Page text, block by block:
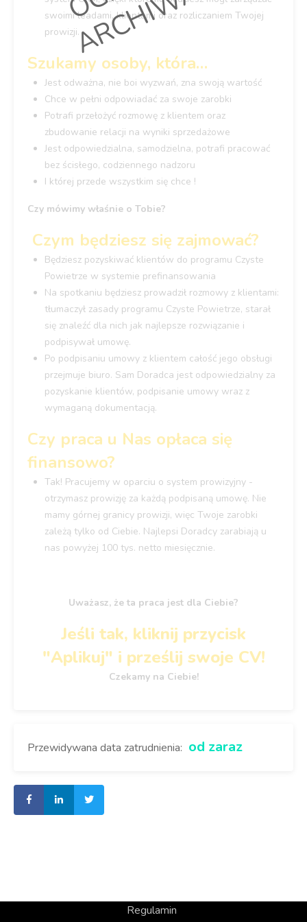
swoimi leadami, klientami oraz rozliczaniem Twojej
prowizji.
Szukamy osoby, która…
Jest odważna, nie boi wyzwań, zna swoją wartość
Chce w pełni odpowiadać za swoje zarobki
Potrafi przełożyć rozmowę z klientem oraz
zbudowanie relacji na wyniki sprzedażowe
Jest odpowiedzialna, samodzielna, potrafi pracować
bez ścisłego, codziennego nadzoru
I której przede wszystkim się chce !
Czy mówimy właśnie o Tobie?
Czym będziesz się zajmować?
Będziesz pozyskiwać klientów do programu Czyste
Powietrze w systemie prefinansowania
Na spotkaniu będziesz prowadził rozmowy z klientami:
tłumaczył zasady programu Czyste Powietrze, starał
się znaleźć dla nich jak najlepsze rozwiązanie i
podpisywał umowę.
Po podpisaniu umowy z klientem całość jego obsługi
przejmuje biuro. Sam Doradca jest odpowiedzialny za
pozyskanie klientów, podpisanie umowy wraz z
wymaganą dokumentacją.
Czy praca u Nas opłaca się
finansowo?
Tak! Pracujemy w oparciu o system prowizyjny -
otrzymasz prowizję za każdą podpisaną umowę. Nie
mamy górnej granicy prowizji, więc Twoje zarobki
zależą tylko od Ciebie. Najlepsi Doradcy zarabiają u
nas powyżej 100 tys. netto miesięcznie.
Uważasz, że ta praca jest dla Ciebie?
Jeśli tak, kliknij przycisk
"Aplikuj" i prześlij swoje CV!
Czekamy na Ciebie!
Przewidywana data zatrudnienia: od zaraz
Regulamin